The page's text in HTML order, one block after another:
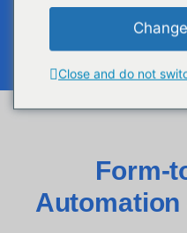
Form-
Automation
Close and do not